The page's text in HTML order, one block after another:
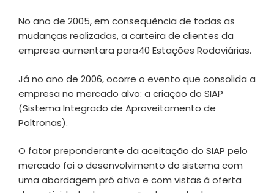
No ano de 2005, em consequência de todas as
mudanças realizadas, a carteira de clientes da
empresa aumentara para40 Estações Rodoviárias.
Já no ano de 2006, ocorre o evento que consolida a
empresa no mercado alvo: a criação do SIAP
(Sistema Integrado de Aproveitamento de
Poltronas).
O fator preponderante da aceitação do SIAP pelo
mercado foi o desenvolvimento do sistema com
uma abordagem pró ativa e com vistas à oferta